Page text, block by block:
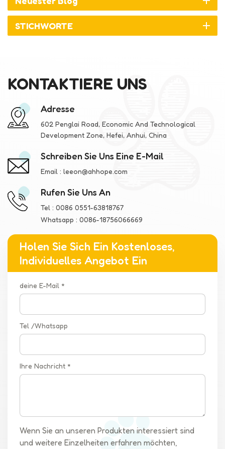
STICHWORTE
KONTAKTIERE UNS
Adresse
602 Penglai Road, Economic And Technological
Development Zone, Hefei, Anhui, China
Schreiben Sie Uns Eine E-Mail
Email : leeon@ahhope.com
Rufen Sie Uns An
Tel : 0086 0551-63818767
Whatsapp : 0086-18756066669
Holen Sie Sich Ein Kostenloses,
Individuelles Angebot Ein
deine E-Mail *
Tel /Whatsapp
Ihre Nachricht *
Wenn Sie an unseren Produkten interessiert sind
und weitere Einzelheiten erfahren möchten,